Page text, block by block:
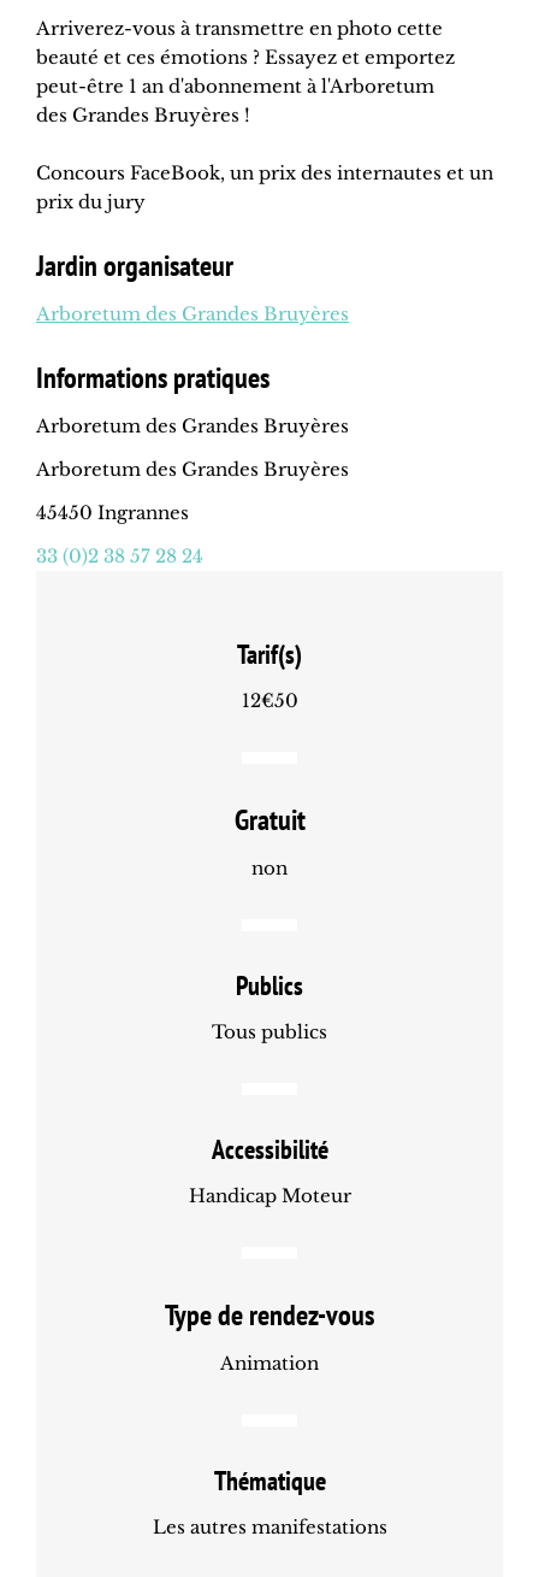
Arriverez-vous à transmettre en photo cette
beauté et ces émotions ? Essayez et emportez
peut-être 1 an d'abonnement à l'Arboretum
des Grandes Bruyères !
Concours FaceBook, un prix des internautes et un
prix du jury
Jardin organisateur
Arboretum des Grandes Bruyères
Informations pratiques
Arboretum des Grandes Bruyères
Arboretum des Grandes Bruyères
45450 Ingrannes
33 (0)2 38 57 28 24
Tarif(s)
12€50
Gratuit
non
Publics
Tous publics
Accessibilité
Handicap Moteur
Type de rendez-vous
Animation
Thématique
Les autres manifestations